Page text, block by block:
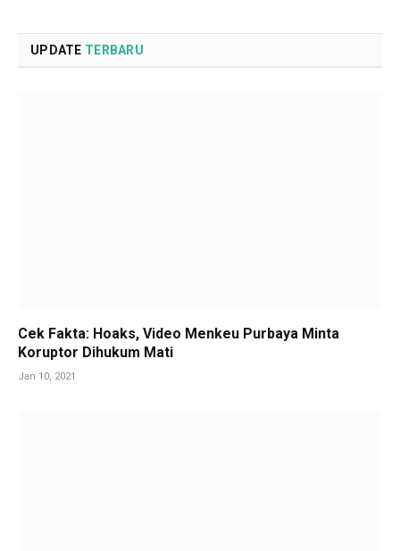
UPDATE TERBARU
Cek Fakta: Hoaks, Video Menkeu Purbaya Minta
Koruptor Dihukum Mati
Jan 10, 2021